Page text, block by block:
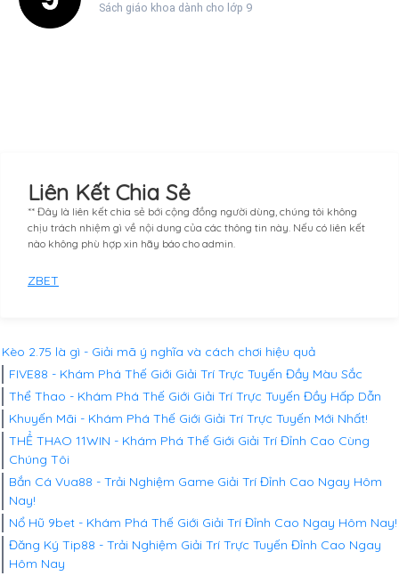
Sách giáo khoa dành cho lớp 9
Liên Kết Chia Sẻ
** Đây là liên kết chia sẻ bới cộng đồng người dùng, chúng tôi không
chịu trách nhiệm gì về nội dung của các thông tin này. Nếu có liên kết
nào không phù hợp xin hãy báo cho admin.
ZBET
Kèo 2.75 là gì - Giải mã ý nghĩa và cách chơi hiệu quả
FIVE88 - Khám Phá Thế Giới Giải Trí Trực Tuyến Đầy Màu Sắc
Thể Thao - Khám Phá Thế Giới Giải Trí Trực Tuyến Đầy Hấp Dẫn
Khuyến Mãi - Khám Phá Thế Giới Giải Trí Trực Tuyến Mới Nhất!
THỂ THAO 11WIN - Khám Phá Thế Giới Giải Trí Đỉnh Cao Cùng
Chúng Tôi
Bắn Cá Vua88 - Trải Nghiệm Game Giải Trí Đỉnh Cao Ngay Hôm
Nay!
Nổ Hũ 9bet - Khám Phá Thế Giới Giải Trí Đỉnh Cao Ngay Hôm Nay!
Đăng Ký Tip88 - Trải Nghiệm Giải Trí Trực Tuyến Đỉnh Cao Ngay
Hôm Nay